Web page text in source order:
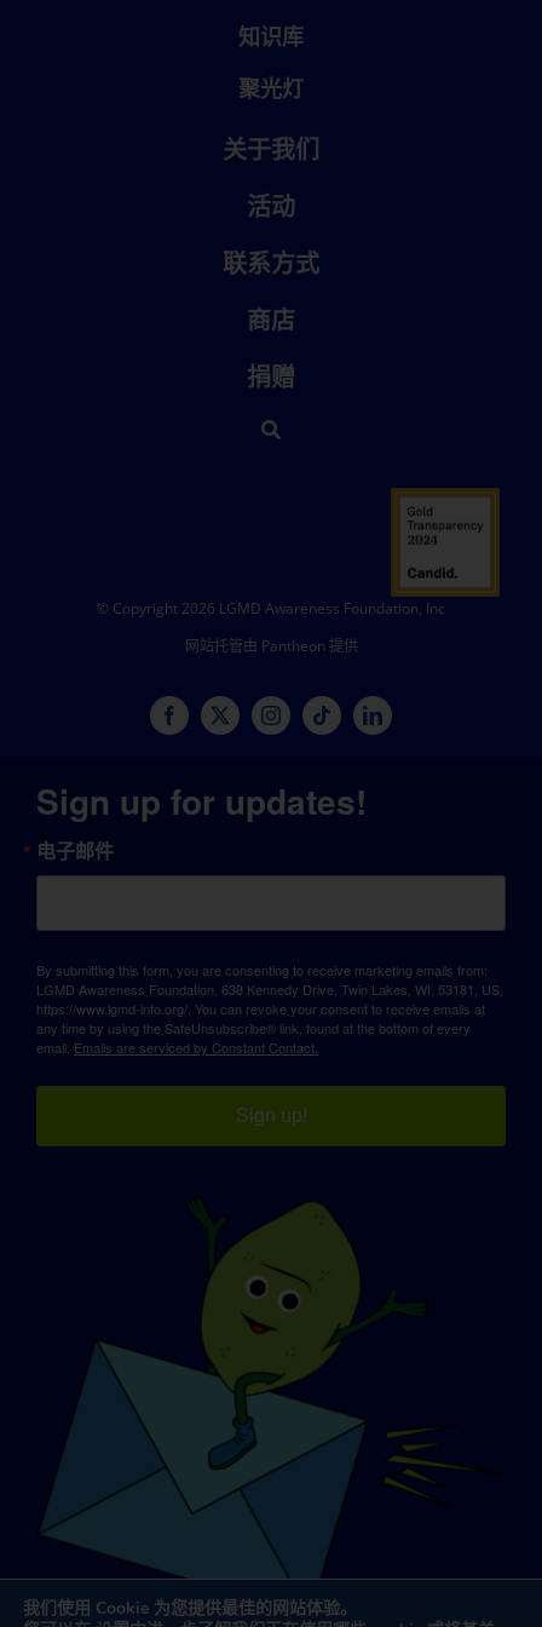
知识库
聚光灯
关于我们
活动
联系方式
商店
捐赠
© Copyright 2026 LGMD Awareness Foundation, Inc
网站托管由 Pantheon 提供
Sign up for updates!
电子邮件
By submitting this form, you are consenting to receive marketing emails from:
LGMD Awareness Foundation, 638 Kennedy Drive, Twin Lakes, WI, 53181, US,
https://www.lgmd-info.org/. You can revoke your consent to receive emails at
any time by using the SafeUnsubscribe® link, found at the bottom of every
email. Emails are serviced by Constant Contact.
Sign up!
我们使用 Cookie 为您提供最佳的网站体验。